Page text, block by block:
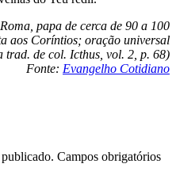
papa de cerca de 90 a 100
aos Coríntios; oração universal
trad. de col. Icthus, vol. 2, p. 68)
Fonte: Evangelho Cotidiano
Campos obrigatórios